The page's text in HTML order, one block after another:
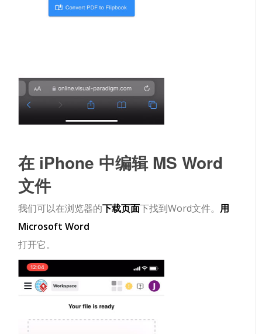
在 iPhone 中编辑 MS Word
文件
我们可以在浏览器的下载页面下找到Word文件。 用
Microsoft Word
打开它。